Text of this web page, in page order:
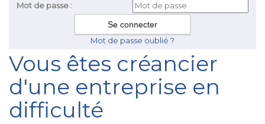
Mot de passe :
Mot de passe oublié ?
Vous êtes créancier
d'une entreprise en
difficulté